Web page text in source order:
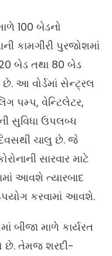
100 બેડનો
કામગીરી પુરજોશમાં
બેડ તથા 80 બેડ
આ વોર્ડમાં સેન્ટ્રલ
પમ્પ, વેન્ટિલેટર,
સુવિધા ઉપલબ્ધ
ચાલુ છે. જે
સારવાર માટે
આવશે ત્યારબાદ
કરવામાં આવશે.
બીજા માળે કાર્યરત
છે. તેમજ શરદી-